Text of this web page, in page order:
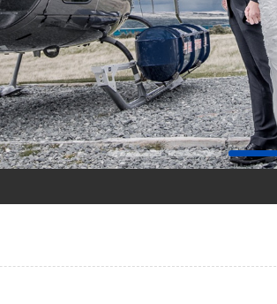
造低空旅游新标杆！
得拥有